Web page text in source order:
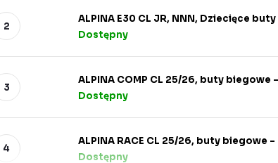
ALPINA E30 CL JR, NNN, Dziecięce
Dostępny
ALPINA COMP CL 25/26, buty biegowe
Dostępny
ALPINA RACE CL 25/26, buty biegowe
Dostępny